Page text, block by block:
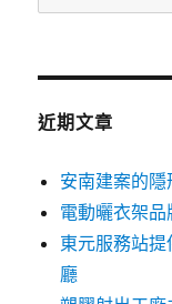
尋
鍵
近期文章
安南建案的
電動曬衣架
東元服務站
廳